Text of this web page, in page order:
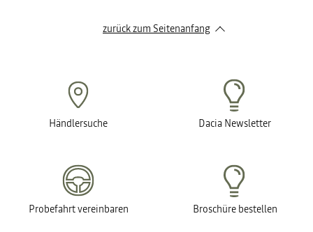
zurück zum Seitenanfang
Händlersuche Dacia Newsletter
Probefahrt vereinbaren Broschüre bestellen